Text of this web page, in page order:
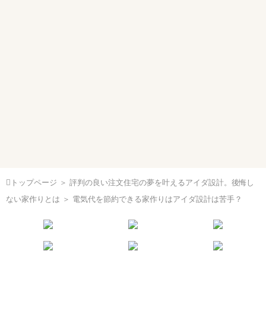
トップページ ＞ 評判の良い注文住宅の夢を叶えるアイダ設計。後悔し
ない家作りとは ＞ 電気代を節約できる家作りはアイダ設計は苦手？